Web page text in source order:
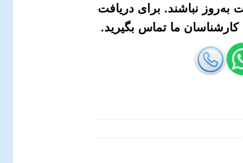
نباشند. برای دریافت
ما تماس بگیرید.